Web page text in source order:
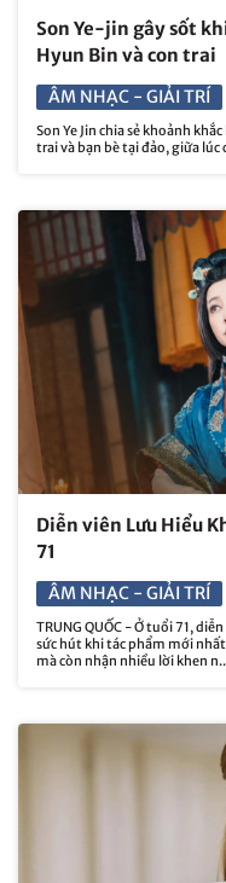
Son Ye-jin gây sốt
Hyun Bin và con trai
ÂM NHẠC - GIẢI TRÍ
Son Ye Jin chia sẻ khoảnh
trai và bạn bè tại đảo, giữa
Diễn viên Lưu Hiểu
71
ÂM NHẠC - GIẢI TRÍ
TRUNG QUỐC - Ở tuổi 71,
sức hút khi tác phẩm mới
mà còn nhận nhiều lời khen